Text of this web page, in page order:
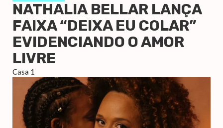
NATHALIA BELLAR LANÇA
FAIXA “DEIXA EU COLAR”
EVIDENCIANDO O AMOR
LIVRE
Casa 1